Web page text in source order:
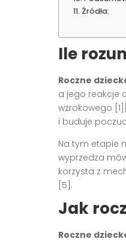
Źródła:
Ile
Roczne
a jego reakcje
wzrokowego
i buduje
Na tym etapie
wyprzedza
korzysta z
[5].
Jak
Roczne